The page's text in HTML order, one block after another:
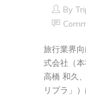
By
旅行業界
式会社（
高橋 和久
リプラ」